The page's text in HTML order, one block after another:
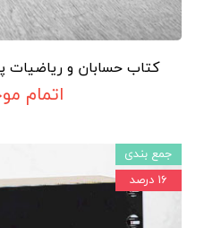
کتاب حسابان و ریاضیات
اتمام
جمع بندی
۱۶ درصد